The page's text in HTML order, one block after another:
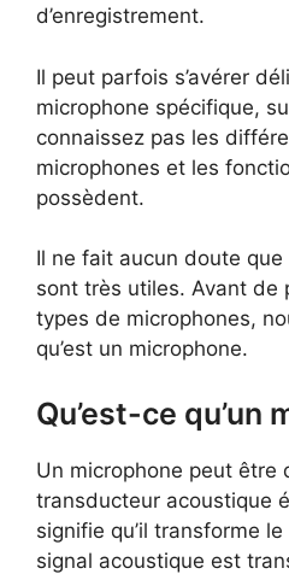
d’enregistrement.
Il peut parfois s’avérer
microphone spécifique,
connaissez pas les
microphones et les
possèdent.
Il ne fait aucun doute
sont très utiles. Avant de
types de microphones,
qu’est un microphone.
Qu’est-ce qu’un
Un microphone peut être
transducteur acoustique
signifie qu’il transforme
signal acoustique est